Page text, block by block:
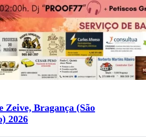
Zeive, Bragança (São
2026